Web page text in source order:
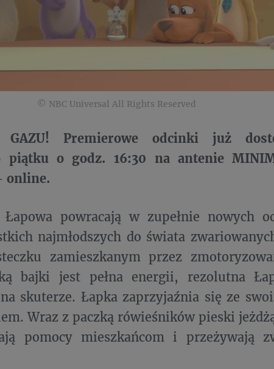
© NBC Universal All Rights Reserved
GAZU! Premierowe odcinki już
piątku o godz. 16:30 na antenie
online.
powracają w zupełnie nowych
najmłodszych do świata
zamieszkanym przez
bajki jest pełna energii, rezolutna
skuterze. Łapka zaprzyjaźnia się ze
Wraz z paczką rówieśników pieski
pomocy mieszkańcom i przeżywają